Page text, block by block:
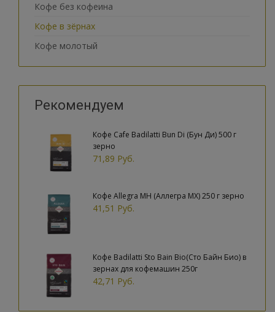
Кофе без кофеина
Кофе в зёрнах
Кофе молотый
Рекомендуем
Кофе Cafe Badilatti Bun Di (Бун Ди) 500 г
зерно
71,89 Руб.
Кофе Allegra MH (Аллегра МХ) 250 г зерно
41,51 Руб.
Кофе Badilatti Sto Bain Bio(Сто Байн Био) в
зернах для кофемашин 250г
42,71 Руб.